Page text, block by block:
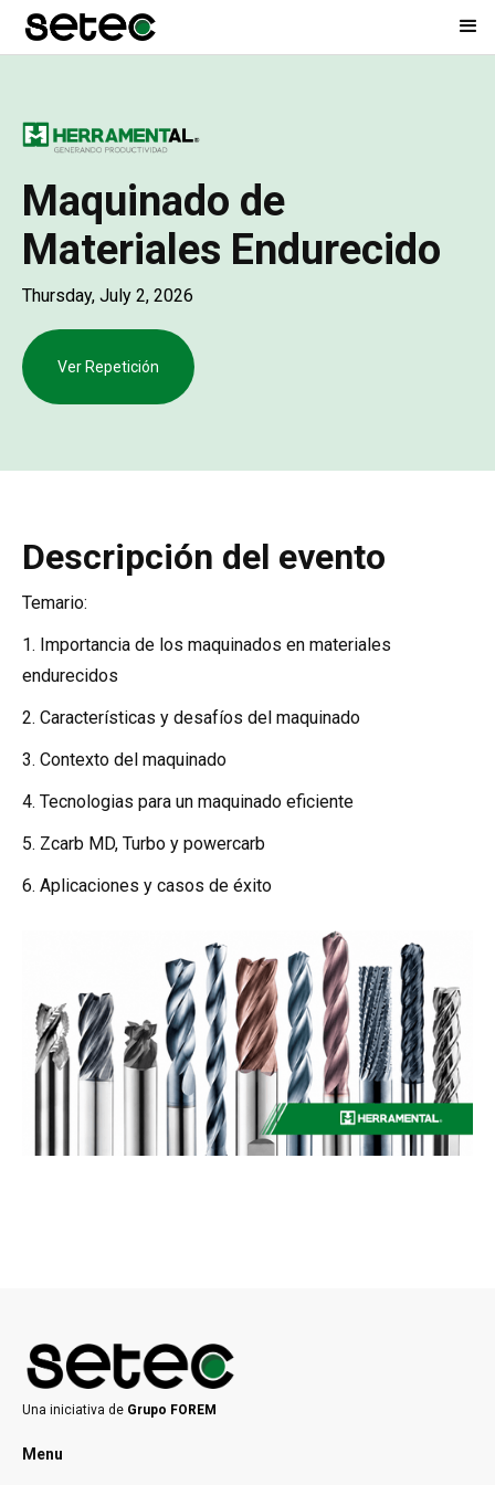
Maquinado de
Materiales Endurecido
Thursday, July 2, 2026
Ver Repetición
Descripción del evento
Temario:
1.⁠ ⁠Importancia de los maquinados en materiales
endurecidos
2.⁠ ⁠Características y desafíos del maquinado
3.⁠ ⁠Contexto del maquinado
4.⁠ ⁠Tecnologias para un maquinado eficiente
5.⁠ ⁠Zcarb MD, Turbo y powercarb
6.⁠ ⁠Aplicaciones y casos de éxito
Una iniciativa de Grupo FOREM
Menu